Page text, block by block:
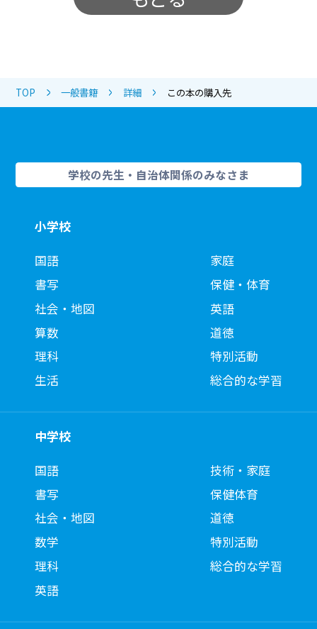
TOP 一般書籍 詳細 この本の購入先
学校の先生・自治体関係のみなさま
小学校
国語
書写
社会・地図
算数
理科
生活
家庭
保健・体育
英語
道徳
特別活動
総合的な学習
中学校
国語
書写
社会・地図
数学
理科
英語
技術・家庭
保健体育
道徳
特別活動
総合的な学習